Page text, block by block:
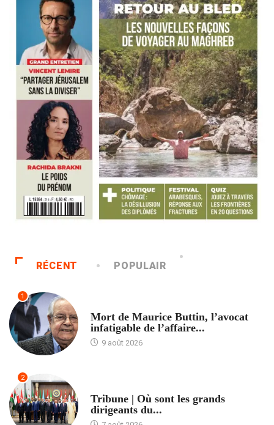
RÉCENT POPULAIR
1
Mort de Maurice Buttin, l’avocat
infatigable de l’affaire...
9 août 2026
2
Tribune | Où sont les grands
dirigeants du...